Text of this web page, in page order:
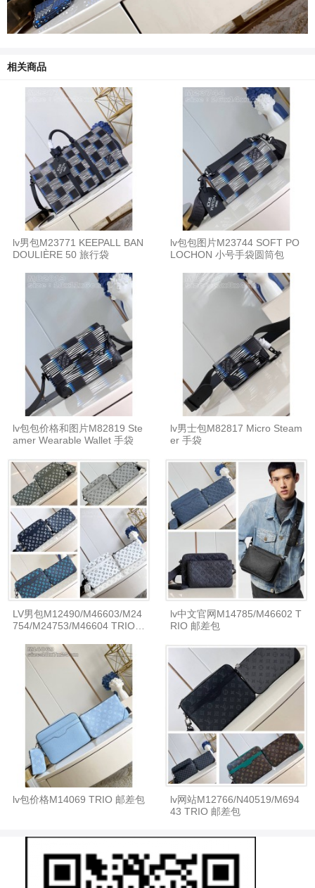
相关商品
lv男包M23771 KEEPALL BAN
DOULIÈRE 50 旅行袋
lv包包图片M23744 SOFT PO
LOCHON 小号手袋圆筒包
lv包包价格和图片M82819 Ste
amer Wearable Wallet 手袋
lv男士包M82817 Micro Steam
er 手袋
LV男包M12490/M46603/M24
754/M24753/M46604 TRIO
lv中文官网M14785/M46602 T
RIO 邮差包
lv包价格M14069 TRIO 邮差包
lv网站M12766/N40519/M694
43 TRIO 邮差包